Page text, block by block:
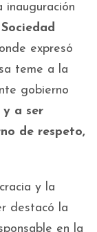
expresó
teme a la
gobierno
y a ser
de respeto,
y la
destacó la
en la